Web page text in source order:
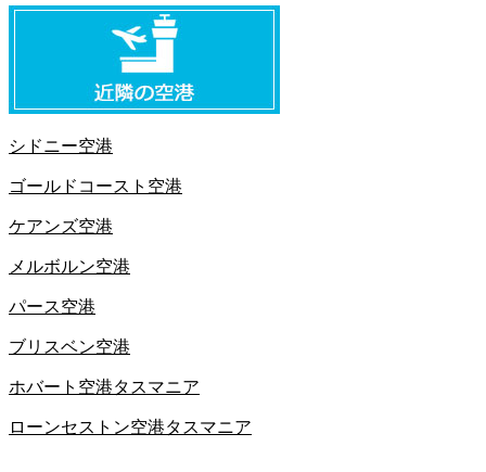
シドニー空港
ゴールドコースト空港
ケアンズ空港
メルボルン空港
パース空港
ブリスベン空港
ホバート空港タスマニア
ローンセストン空港タスマニア